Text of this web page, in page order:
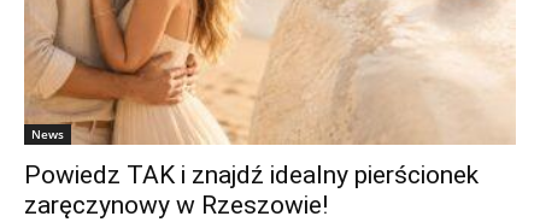
News
Powiedz TAK i znajdź idealny pierścionek
zaręczynowy w Rzeszowie!